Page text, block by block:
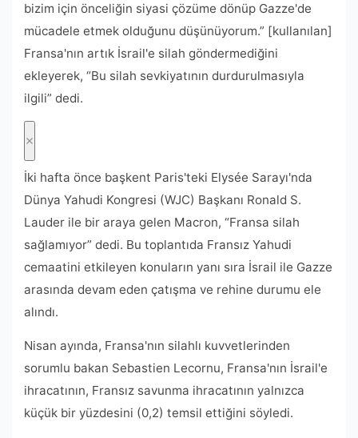
bizim için önceliğin siyasi çözüme dönüp Gazze'de
mücadele etmek olduğunu düşünüyorum.” [kullanılan]
Fransa'nın artık İsrail'e silah göndermediğini
ekleyerek, “Bu silah sevkiyatının durdurulmasıyla
ilgili” dedi.
İki hafta önce başkent Paris'teki Elysée Sarayı'nda
Dünya Yahudi Kongresi (WJC) Başkanı Ronald S.
Lauder ile bir araya gelen Macron, “Fransa silah
sağlamıyor” dedi. Bu toplantıda Fransız Yahudi
cemaatini etkileyen konuların yanı sıra İsrail ile Gazze
arasında devam eden çatışma ve rehine durumu ele
alındı.
Nisan ayında, Fransa'nın silahlı kuvvetlerinden
sorumlu bakan Sebastien Lecornu, Fransa'nın İsrail'e
ihracatının, Fransız savunma ihracatının yalnızca
küçük bir yüzdesini (0,2) temsil ettiğini söyledi.